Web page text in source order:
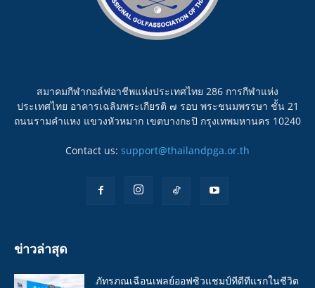
สมาคมกีฬากอล์ฟอาชีพแห่งประเทศไทย 286 การกีฬาแห่ง
ประเทศไทย อาคารเฉลิมพระเกียรติ ๗ รอบ พระชนมพรรษา ชั้น 21
ถนนรามคำแหง แขวงหัวหมาก เขตบางกะปิ กรุงเทพมหานคร 10240
Contact us: support@thailandpga.or.th
ข่าวล่าสุด
ภัทรภณเฉือนเพลย์ออฟซิวแชมป์ทีดีทีแรกในชีวิต